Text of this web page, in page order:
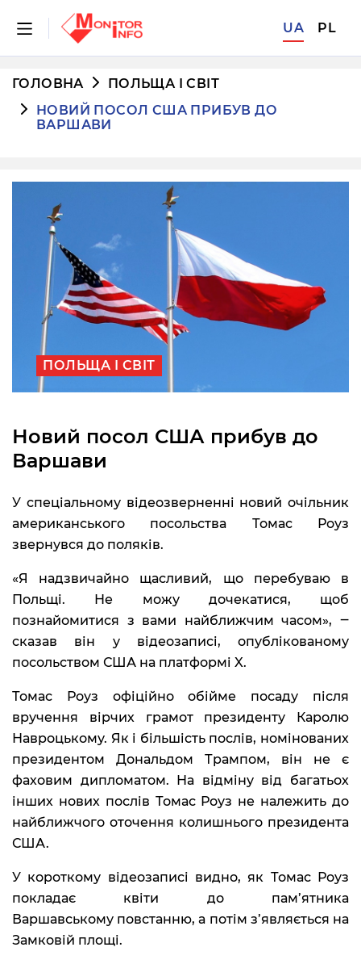
UA PL
ГОЛОВНА
ПОЛЬЩА І СВІТ
НОВИЙ ПОСОЛ США ПРИБУВ ДО
ВАРШАВИ
ПОЛЬЩА І СВІТ
Новий посол США прибув до
Варшави
У спеціальному відеозверненні новий очільник
американського посольства Томас Роуз
звернувся до поляків.
«Я надзвичайно щасливий, що перебуваю в
Польщі. Не можу дочекатися, щоб
познайомитися з вами найближчим часом», ‒
сказав він у відеозаписі, опублікованому
посольством США на платформі X.
Томас Роуз офіційно обійме посаду після
вручення вірчих грамот президенту Каролю
Навроцькому. Як і більшість послів, номінованих
президентом Дональдом Трампом, він не є
фаховим дипломатом. На відміну від багатьох
інших нових послів Томас Роуз не належить до
найближчого оточення колишнього президента
США.
У короткому відеозаписі видно, як Томас Роуз
покладає квіти до пам’ятника
Варшавському повстанню, а потім з’являється на
Замковій площі.